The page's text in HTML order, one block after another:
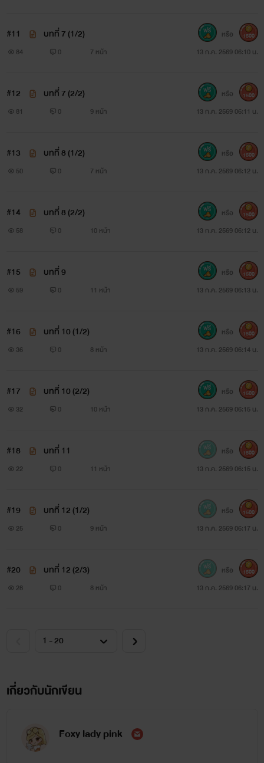
#11 บทที่ 7 (1/2)
84 0 7 หน้า 13 ก.ค. 2569 06:10 น.
หรือ 1500
#12 บทที่ 7 (2/2)
81 0 9 หน้า 13 ก.ค. 2569 06:11 น.
หรือ 1500
#13 บทที่ 8 (1/2)
50 0 7 หน้า 13 ก.ค. 2569 06:12 น.
หรือ 1500
#14 บทที่ 8 (2/2)
58 0 10 หน้า 13 ก.ค. 2569 06:12 น.
หรือ 1500
#15 บทที่ 9
59 0 11 หน้า 13 ก.ค. 2569 06:13 น.
หรือ 1500
#16 บทที่ 10 (1/2)
36 0 8 หน้า 13 ก.ค. 2569 06:14 น.
หรือ 1500
#17 บทที่ 10 (2/2)
32 0 10 หน้า 13 ก.ค. 2569 06:15 น.
หรือ 1500
#18 บทที่ 11
22 0 11 หน้า 13 ก.ค. 2569 06:15 น.
หรือ 1500
#19 บทที่ 12 (1/2)
25 0 9 หน้า 13 ก.ค. 2569 06:17 น.
หรือ 1500
#20 บทที่ 12 (2/3)
28 0 8 หน้า 13 ก.ค. 2569 06:17 น.
หรือ 1500
เกี่ยวกับนักเขียน
Foxy lady pink